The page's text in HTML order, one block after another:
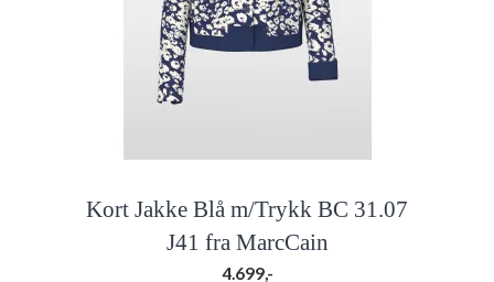
Kort Jakke Blå m/Trykk BC 31.07
J41 fra MarcCain
4.699,-